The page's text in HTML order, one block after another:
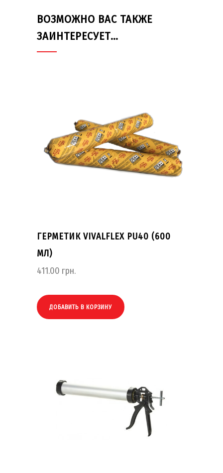
ВОЗМОЖНО ВАС ТАКЖЕ
ЗАИНТЕРЕСУЕТ…
ГЕРМЕТИК VIVALFLEX PU40 (600
МЛ)
411.00 грн.
ДОБАВИТЬ В КОРЗИНУ